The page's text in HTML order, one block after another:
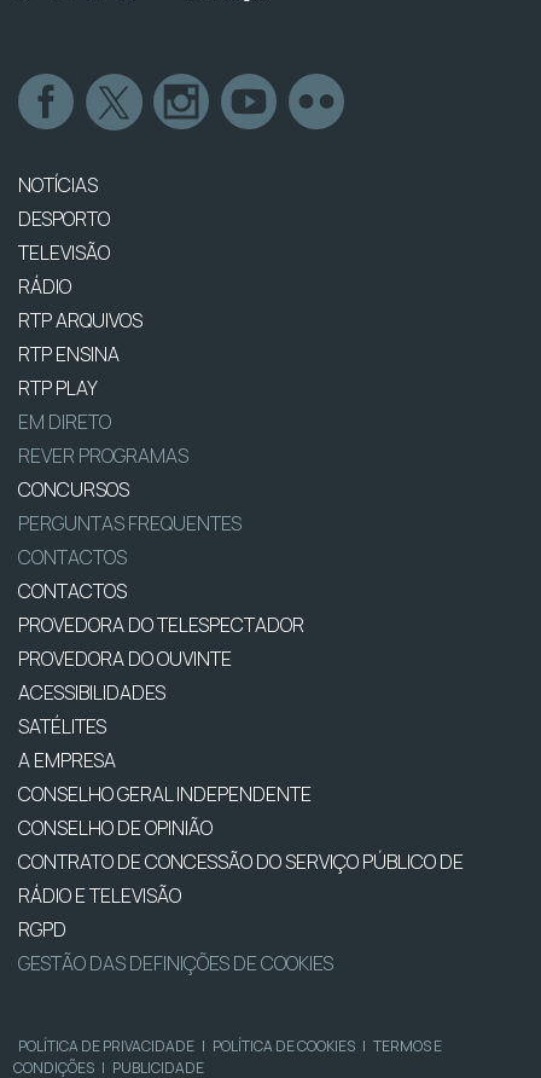
NOTÍCIAS
DESPORTO
TELEVISÃO
RÁDIO
RTP ARQUIVOS
RTP ENSINA
RTP PLAY
EM DIRETO
REVER PROGRAMAS
CONCURSOS
PERGUNTAS FREQUENTES
CONTACTOS
CONTACTOS
PROVEDORA DO TELESPECTADOR
PROVEDORA DO OUVINTE
ACESSIBILIDADES
SATÉLITES
A EMPRESA
CONSELHO GERAL INDEPENDENTE
CONSELHO DE OPINIÃO
CONTRATO DE CONCESSÃO DO SERVIÇO PÚBLICO DE
RÁDIO E TELEVISÃO
RGPD
GESTÃO DAS DEFINIÇÕES DE COOKIES
POLÍTICA DE PRIVACIDADE | POLÍTICA DE COOKIES | TERMOS E
CONDIÇÕES | PUBLICIDADE